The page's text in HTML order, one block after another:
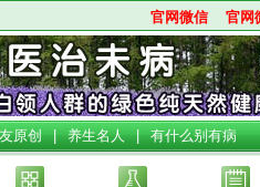
官网微信 官网
原创|养生名人|有什么别有病